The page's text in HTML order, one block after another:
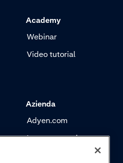
Academy
Webinar
Video tutorial
Azienda
Adyen.com
La nostra storia